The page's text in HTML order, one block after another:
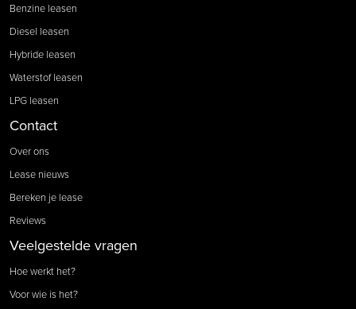
Benzine leasen
Diesel leasen
Hybride leasen
Waterstof leasen
LPG leasen
Contact
Over ons
Lease nieuws
Bereken je lease
Reviews
Veelgestelde vragen
Hoe werkt het?
Voor wie is het?